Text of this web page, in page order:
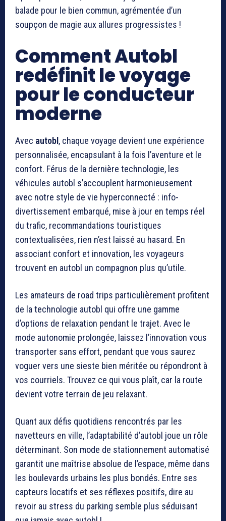
balade pour le bien commun, agrémentée d’un
soupçon de magie aux allures progressistes !
Comment Autobl
redéfinit le voyage
pour le conducteur
moderne
Avec autobl, chaque voyage devient une expérience
personnalisée, encapsulant à la fois l’aventure et le
confort. Férus de la dernière technologie, les
véhicules autobl s’accouplent harmonieusement
avec notre style de vie hyperconnecté : info-
divertissement embarqué, mise à jour en temps réel
du trafic, recommandations touristiques
contextualisées, rien n’est laissé au hasard. En
associant confort et innovation, les voyageurs
trouvent en autobl un compagnon plus qu’utile.
Les amateurs de road trips particulièrement profitent
de la technologie autobl qui offre une gamme
d’options de relaxation pendant le trajet. Avec le
mode autonomie prolongée, laissez l’innovation vous
transporter sans effort, pendant que vous saurez
voguer vers une sieste bien méritée ou répondront à
vos courriels. Trouvez ce qui vous plaît, car la route
devient votre terrain de jeu relaxant.
Quant aux défis quotidiens rencontrés par les
navetteurs en ville, l’adaptabilité d’autobl joue un rôle
déterminant. Son mode de stationnement automatisé
garantit une maîtrise absolue de l’espace, même dans
les boulevards urbains les plus bondés. Entre ses
capteurs locatifs et ses réflexes positifs, dire au
revoir au stress du parking semble plus séduisant